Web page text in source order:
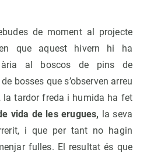
de moment al projecte
que aquest hivern hi ha
al boscos de pins de
bosses que s’observen arreu
la tardor freda i humida ha fet
vida de les erugues, la seva
i que per tant no hagin
fulles. El resultat és que